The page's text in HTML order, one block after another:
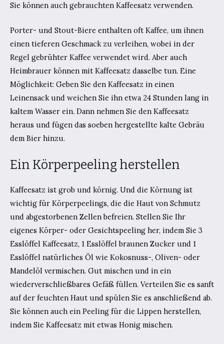
Sie können auch gebrauchten Kaffeesatz verwenden.
Porter- und Stout-Biere enthalten oft Kaffee, um ihnen
einen tieferen Geschmack zu verleihen, wobei in der
Regel gebrühter Kaffee verwendet wird. Aber auch
Heimbrauer können mit Kaffeesatz dasselbe tun. Eine
Möglichkeit: Geben Sie den Kaffeesatz in einen
Leinensack und weichen Sie ihn etwa 24 Stunden lang in
kaltem Wasser ein. Dann nehmen Sie den Kaffeesatz
heraus und fügen das soeben hergestellte kalte Gebräu
dem Bier hinzu.
Ein Körperpeeling herstellen
Kaffeesatz ist grob und körnig. Und die Körnung ist
wichtig für Körperpeelings, die die Haut von Schmutz
und abgestorbenen Zellen befreien. Stellen Sie Ihr
eigenes Körper- oder Gesichtspeeling her, indem Sie 3
Esslöffel Kaffeesatz, 1 Esslöffel braunen Zucker und 1
Esslöffel natürliches Öl wie Kokosnuss-, Oliven- oder
Mandelöl vermischen. Gut mischen und in ein
wiederverschließbares Gefäß füllen. Verteilen Sie es sanft
auf der feuchten Haut und spülen Sie es anschließend ab.
Sie können auch ein Peeling für die Lippen herstellen,
indem Sie Kaffeesatz mit etwas Honig mischen.